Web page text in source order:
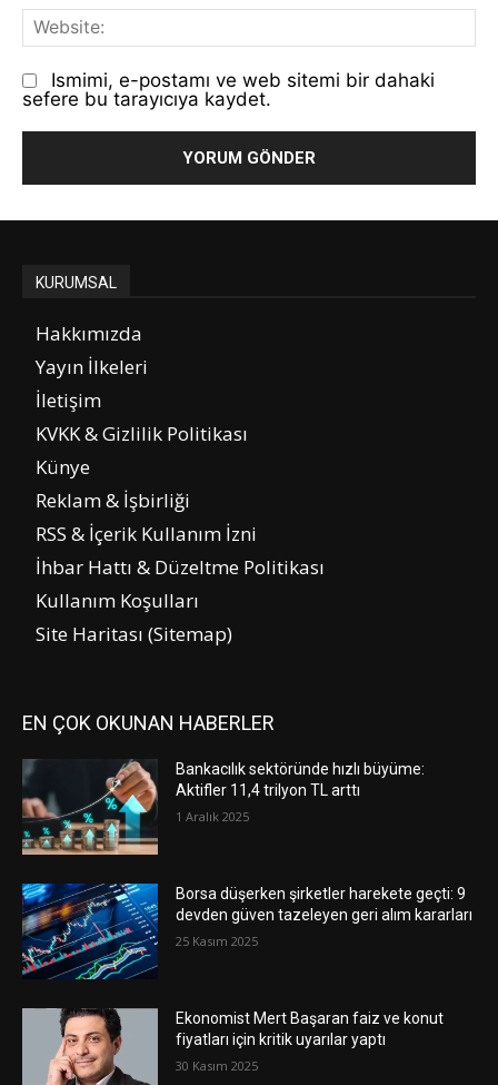
Ismimi, e-postamı ve web sitemi bir dahaki
sefere bu tarayıcıya kaydet.
KURUMSAL
Hakkımızda
Yayın İlkeleri
İletişim
KVKK & Gizlilik Politikası
Künye
Reklam & İşbirliği
RSS & İçerik Kullanım İzni
İhbar Hattı & Düzeltme Politikası
Kullanım Koşulları
Site Haritası (Sitemap)
EN ÇOK OKUNAN HABERLER
Bankacılık sektöründe hızlı büyüme:
Aktifler 11,4 trilyon TL arttı
1 Aralık 2025
Borsa düşerken şirketler harekete geçti: 9
devden güven tazeleyen geri alım kararları
25 Kasım 2025
Ekonomist Mert Başaran faiz ve konut
fiyatları için kritik uyarılar yaptı
30 Kasım 2025